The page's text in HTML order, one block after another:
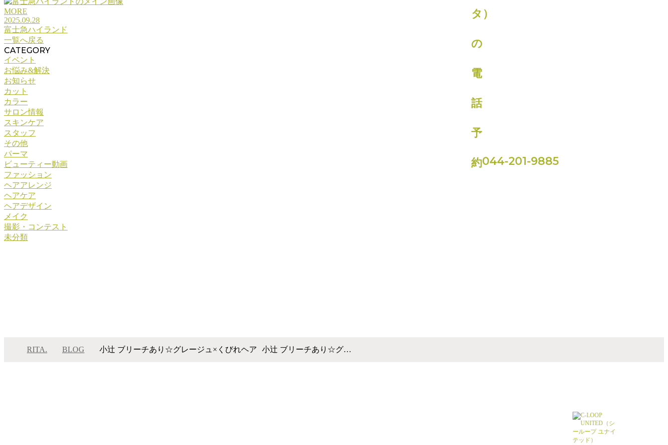
044-201-9885
MORE
2025.09.28
富士急ハイランド
一覧へ戻る
CATEGORY
イベント
お悩み&解決
お知らせ
カット
カラー
サロン情報
スキンケア
スタッフ
その他
パーマ
ビューティー動画
ファッション
ヘアアレンジ
ヘアケア
ヘアデザイン
メイク
撮影・コンテスト
未分類
RITA. BLOG 小辻 ブリーチあり☆グレージュ×くびれヘア 小辻 ブリーチあり☆グ…